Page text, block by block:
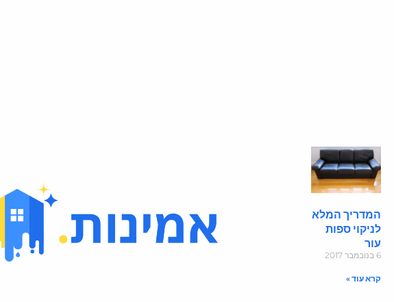
המדריך המלא
לניקוי ספות
עור
6 בנובמבר 2017
קרא עוד »